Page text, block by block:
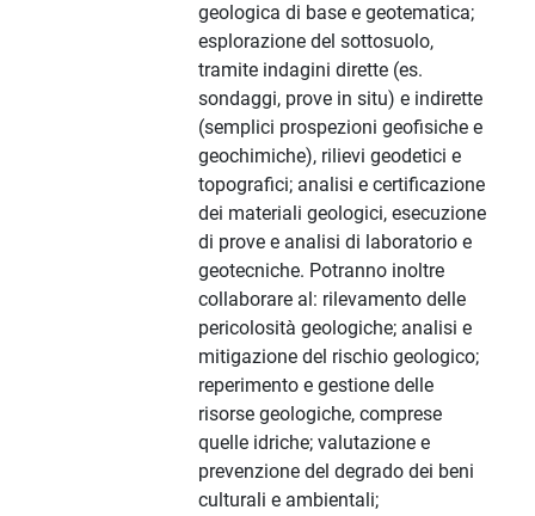
geologica di base e geotematica;
esplorazione del sottosuolo,
tramite indagini dirette (es.
sondaggi, prove in situ) e indirette
(semplici prospezioni geofisiche e
geochimiche), rilievi geodetici e
topografici; analisi e certificazione
dei materiali geologici, esecuzione
di prove e analisi di laboratorio e
geotecniche. Potranno inoltre
collaborare al: rilevamento delle
pericolosità geologiche; analisi e
mitigazione del rischio geologico;
reperimento e gestione delle
risorse geologiche, comprese
quelle idriche; valutazione e
prevenzione del degrado dei beni
culturali e ambientali;